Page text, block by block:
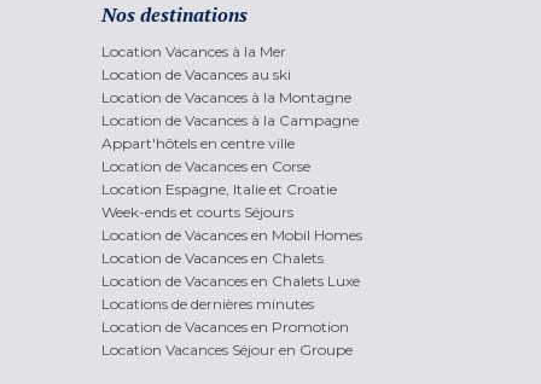
Nos destinations
Location Vacances à la Mer
Location de Vacances au ski
Location de Vacances à la Montagne
Location de Vacances à la Campagne
Appart'hôtels en centre ville
Location de Vacances en Corse
Location Espagne, Italie et Croatie
Week-ends et courts Séjours
Location de Vacances en Mobil Homes
Location de Vacances en Chalets
Location de Vacances en Chalets Luxe
Locations de dernières minutes
Location de Vacances en Promotion
Location Vacances Séjour en Groupe